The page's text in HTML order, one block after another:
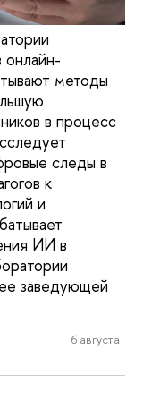
онлайн-
методы
в процесс
следы в
к
и
ИИ в
заведующей
6 августа